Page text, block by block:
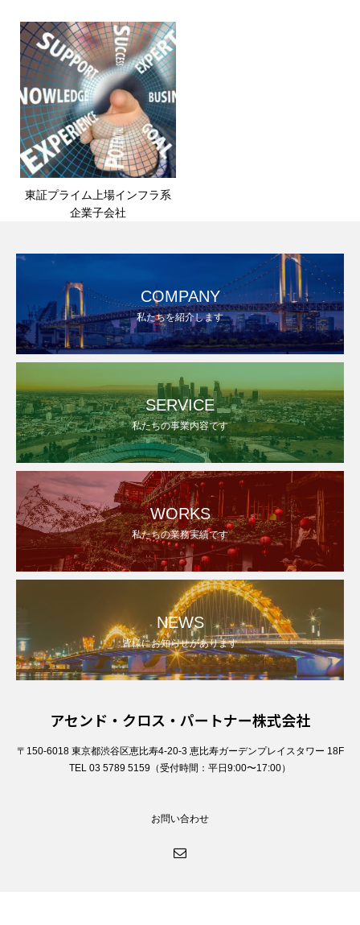
東証プライム上場インフラ系
企業子会社
COMPANY
私たちを紹介します
SERVICE
私たちの事業内容です
WORKS
私たちの業務実績です
NEWS
皆様にお知らせがあります
アセンド・クロス・パートナー株式会社
〒150-6018 東京都渋谷区恵比寿4-20-3 恵比寿ガーデンプレイスタワー 18F
TEL 03 5789 5159（受付時間：平日9:00〜17:00）
お問い合わせ